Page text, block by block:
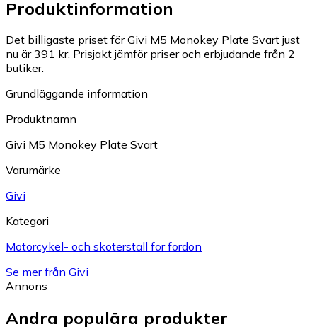
Produktinformation
Det billigaste priset för Givi M5 Monokey Plate Svart just
nu är 391 kr. Prisjakt jämför priser och erbjudande från 2
butiker.
Grundläggande information
Produktnamn
Givi M5 Monokey Plate Svart
Varumärke
Givi
Kategori
Motorcykel- och skoterställ för fordon
Se mer från Givi
Annons
Andra populära produkter